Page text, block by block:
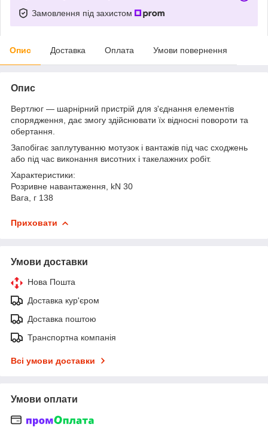
Замовлення під захистом
Опис Доставка Оплата Умови повернення
Опис
Вертлюг — шарнірний пристрій для з'єднання елементів
спорядження, дає змогу здійснювати їх відносні повороти та
обертання.
Запобігає заплутуванню мотузок і вантажів під час сходжень
або під час виконання висотних і такелажних робіт.
Характеристики:
Розривне навантаження, kN 30
Вага, г 138
Приховати
Умови доставки
Нова Пошта
Доставка кур'єром
Доставка поштою
Транспортна компанія
Всі умови доставки
Умови оплати